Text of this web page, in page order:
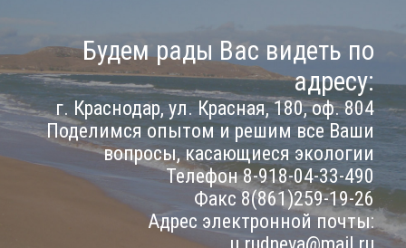
Будем рады Вас видеть по
адресу:
г. Краснодар, ул. Красная, 180, оф. 804
Поделимся опытом и решим все Ваши
вопросы, касающиеся экологии
Телефон 8-918-04-33-490
Факс 8(861)259-19-26
Адрес электронной почты:
u.rudneva@mail.ru